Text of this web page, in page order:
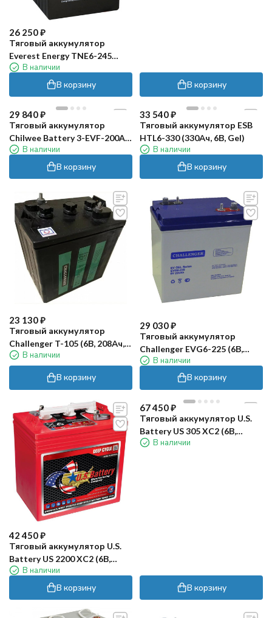
26 250₽
Тяговый аккумулятор
Everest Energy TNE6-245
(200Ач, 6В, Gel)
В наличии
В корзину В корзину
29 840₽
Тяговый аккумулятор
Chilwee Battery 3-EVF-200A
(6В, 226А/ч)
В наличии
В корзину
33 540₽
Тяговый аккумулятор ESB
HTL6-330 (330Ач, 6В, Gel)
В наличии
В корзину
23 130₽
Тяговый аккумулятор
Challenger T-105 (6В, 208Ач,
Acid)В наличии
В корзину
29 030₽
Тяговый аккумулятор
Challenger EVG6-225 (6В,
215Ач, Gel)
В наличии
В корзину
42 450₽
Тяговый аккумулятор U.S.
Battery US 2200 XC2 (6В,
181Ач, кислота)
В наличии
В корзину
67 450₽
Тяговый аккумулятор U.S.
Battery US 305 XC2 (6В,
261Ач, кислота)
В наличии
В корзину